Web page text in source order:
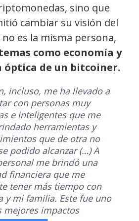
sino que
cambiar su visión del
es la misma persona,
como economía y
de un bitcoiner.
incluso, me ha llevado a
con personas muy
e inteligentes que me
herramientas y
que de otra no
podido alcanzar (…) A
me brindó una
financiera que me
tener más tiempo con
y mi familia. Este fue uno
mejores impactos